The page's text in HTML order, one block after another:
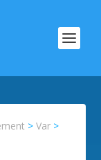
>Var >